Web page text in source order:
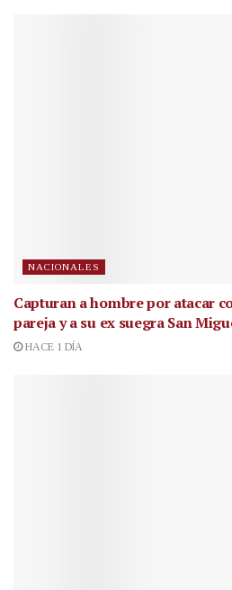
NACIONALES
Capturan a hombre por atacar
pareja y a su ex suegra San
HACE 1 DÍA